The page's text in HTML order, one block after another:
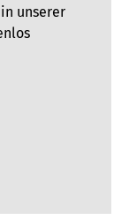
unserer